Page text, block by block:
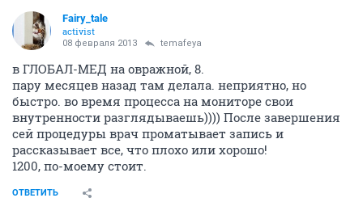
Fairy_tale
activist
08 февраля 2013 temafeya
в ГЛОБАЛ-МЕД на овражной, 8.
пару месяцев назад там делала. неприятно, но
быстро. во время процесса на мониторе свои
внутренности разглядываешь)))) После завершения
сей процедуры врач проматывает запись и
рассказывает все, что плохо или хорошо!
1200, по-моему стоит.
ОТВЕТИТЬ